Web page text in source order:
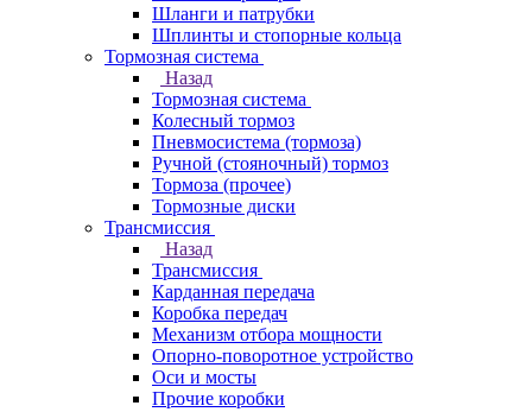
Шланги и патрубки
Шплинты и стопорные кольца
Тормозная система
Назад
Тормозная система
Колесный тормоз
Пневмосиcтема (тормоза)
Ручной (стояночный) тормоз
Тормоза (прочее)
Тормозные диски
Трансмиссия
Назад
Трансмиссия
Карданная передача
Коробка передач
Механизм отбора мощности
Опорно-поворотное устройство
Оси и мосты
Прочие коробки